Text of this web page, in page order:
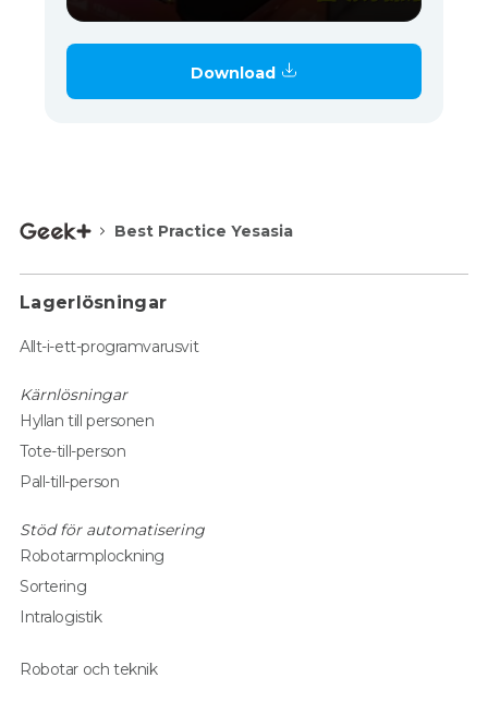
Download
Best Practice Yesasia
Lagerlösningar
Allt-i-ett-programvarusvit
Kärnlösningar
Hyllan till personen
Tote-till-person
Pall-till-person
Stöd för automatisering
Robotarmplockning
Sortering
Intralogistik
Robotar och teknik